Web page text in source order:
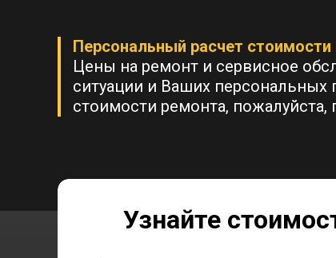
Персональный расчет стоимости
Цены на ремонт и сервисное
ситуации и Ваших
стоимости ремонта, пожалуйста,
Узнайте